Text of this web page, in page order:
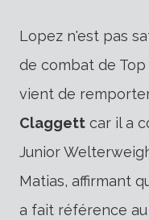
Lopez n'est pas
de combat de Top
vient de
Claggett car il a
Junior
Matias, affirmant
a fait référence